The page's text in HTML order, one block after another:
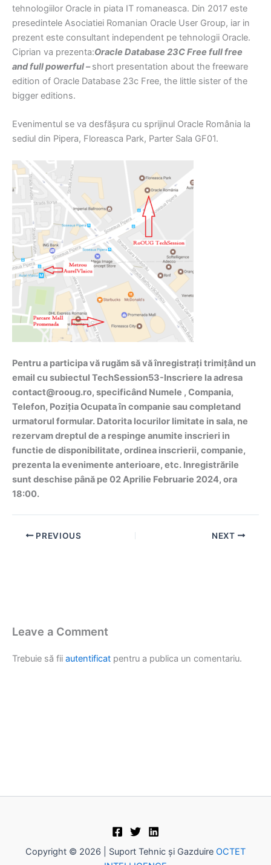
tehnologiilor Oracle in piata IT romaneasca. Din 2017 este
presedintele Asociatiei Romanian Oracle User Group, iar in
prezent este consultant independent pe tehnologii Oracle.
Ciprian va prezenta:Oracle Database 23C Free full free
and full powerful –short presentation about the freeware
edition of Oracle Database 23c Free, the little sister of the
bigger editions.
Evenimentul se va desfășura cu sprijinul Oracle România la
sediul din Pipera, Floreasca Park, Parter Sala GF01.
Pentru a participa vă rugăm să vă înregistrați trimițând un
email cu subiectul TechSession53-Inscriere la adresa
contact@rooug.ro, specificând Numele , Compania,
Telefon, Poziția Ocupata în companie sau completand
urmatorul formular. Datorita locurilor limitate in sala, ne
rezervam dreptul de a respinge anumite inscrieri in
functie de disponibilitate, ordinea inscrierii, companie,
prezenta la evenimente anterioare, etc. Inregistrările
sunt deschise până pe 02 Aprilie Februarie 2024, ora
18:00.
PREVIOUS NEXT
Leave a Comment
Trebuie să fii autentificat pentru a publica un comentariu.
Copyright © 2026 | Suport Tehnic și Gazduire OCTET